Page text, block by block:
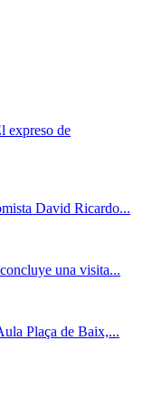
expreso de
David Ricardo...
una visita...
Plaça de Baix,...